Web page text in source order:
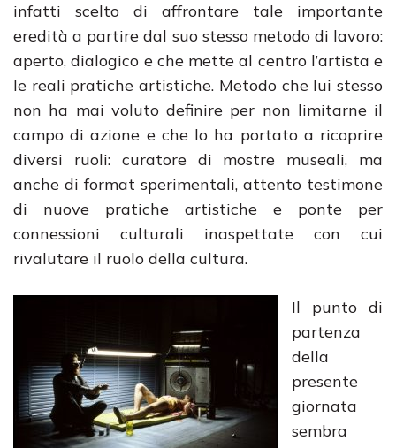
infatti scelto di affrontare tale importante
eredità a partire dal suo stesso metodo di lavoro:
aperto, dialogico e che mette al centro l’artista e
le reali pratiche artistiche. Metodo che lui stesso
non ha mai voluto definire per non limitarne il
campo di azione e che lo ha portato a ricoprire
diversi ruoli: curatore di mostre museali, ma
anche di format sperimentali, attento testimone
di nuove pratiche artistiche e ponte per
connessioni culturali inaspettate con cui
rivalutare il ruolo della cultura.
Il punto di
partenza
della
presente
giornata
sembra